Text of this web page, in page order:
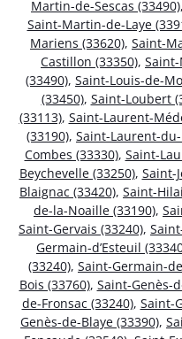
Martin-de-Sescas (33490),
Saint-Martin-de-Laye
Mariens (33620), Saint-
Castillon (33350), Saint-
(33490), Saint-Louis-de-
(33450), Saint-Loubert
(33113), Saint-Laurent-
(33190), Saint-Laurent-
Combes (33330), Saint-
Beychevelle (33250), Saint-
Blaignac (33420), Saint-
de-la-Noaille (33190),
Saint-Gervais (33240),
Germain-d’Esteuil
(33240), Saint-Germain-
Bois (33760), Saint-Genès-
de-Fronsac (33240), Saint-
Genès-de-Blaye (33390),